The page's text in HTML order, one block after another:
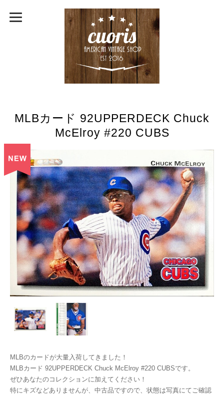
MLBカード 92UPPERDECK Chuck
McElroy #220 CUBS
MLBのカードが大量入荷してきました！
MLBカード 92UPPERDECK Chuck McElroy #220 CUBSです。
ぜひあなたのコレクションに加えてください！
特にキズなどありませんが、中古品ですので、状態は写真にてご確認